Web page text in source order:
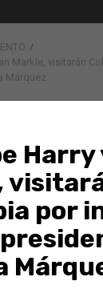
Markle, visitarán
Márquez
Harry
por